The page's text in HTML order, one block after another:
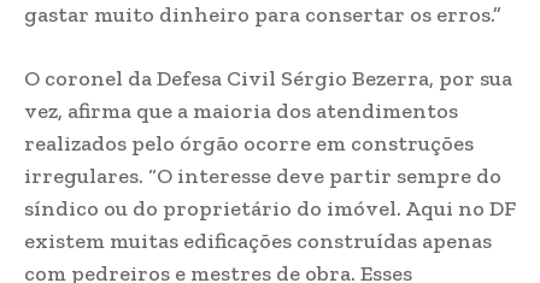
gastar muito dinheiro para consertar os erros.”
O coronel da Defesa Civil Sérgio Bezerra, por sua
vez, afirma que a maioria dos atendimentos
realizados pelo órgão ocorre em construções
irregulares. “O interesse deve partir sempre do
síndico ou do proprietário do imóvel. Aqui no DF
existem muitas edificações construídas apenas
com pedreiros e mestres de obra. Esses